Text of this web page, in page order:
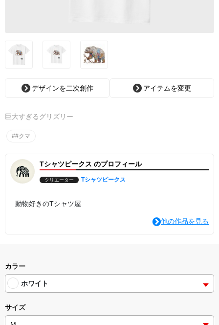
デザインを二次創作 アイテムを変更
巨大すぎるグリズリー
##クマ
Tシャツピークス のプロフィール
クリエーター Tシャツピークス
動物好きのTシャツ屋
他の作品を見る
カラー
ホワイト
サイズ